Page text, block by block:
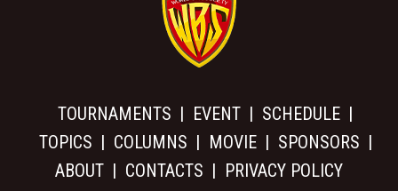
TOURNAMENTS EVENT
SCHEDULE
TOPICS
COLUMNS MOVIE
SPONSORS
ABOUT
CONTACTS PRIVACY POLICY